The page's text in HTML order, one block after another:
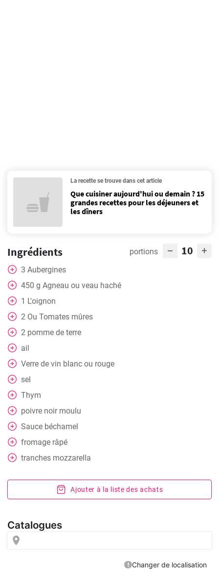
La recette se trouve dans cet article
Que cuisiner aujourd'hui ou demain ? 15
grandes recettes pour les déjeuners et
les dîners
Ingrédients portions 10
3 Aubergines
450 g Agneau ou veau haché
1 L'oignon
2 Ou Tomates mûres
2 pomme de terre
ail
Verre de vin blanc ou rouge
sel
Thym
poivre noir moulu
Sauce béchamel
fromage râpé
tranches mozzarella
Ajouter à la liste des achats